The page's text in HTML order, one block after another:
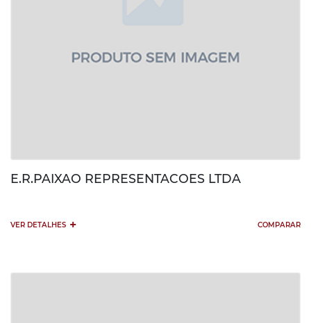
E.R.PAIXAO REPRESENTACOES LTDA
VER DETALHES + COMPARAR